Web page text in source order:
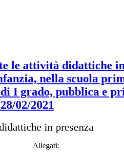
le attività didattiche
nella scuola
I grado, pubblica e
02/2021
in presenza
Allegati: